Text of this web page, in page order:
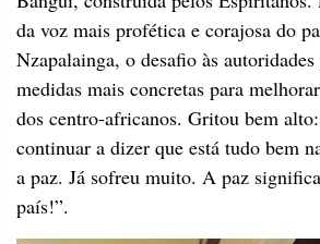
da voz mais profética e corajosa do
Nzapalainga, o desafio às
medidas mais concretas para
dos centro-africanos. Gritou bem
continuar a dizer que está tudo bem
a paz. Já sofreu muito. A paz
país!”.